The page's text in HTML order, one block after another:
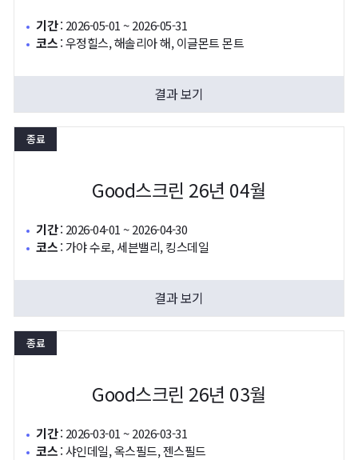
기간: 2026-05-01 ~ 2026-05-31
코스:우정힐스, 해솔리아 해, 이글몬트 몬트
결과 보기
종료
Good스크린 26년 04월
기간: 2026-04-01 ~ 2026-04-30
코스:가야 수로, 세븐밸리, 킹스데일
결과 보기
종료
Good스크린 26년 03월
기간: 2026-03-01 ~ 2026-03-31
코스:샤인데일, 옥스필드, 젠스필드